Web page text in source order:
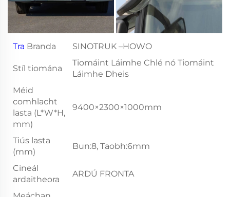
Tra Branda SINOTRUK –HOWO
Stíl tiomána
Tiomáint Láimhe Chlé nó Tiomáint
Láimhe Dheis
Méid
comhlacht
lasta (L*W*H,
mm)
9400×2300×1000mm
Tiús lasta
(mm)
Bun:8, Taobh:6mm
Cineál
ardaitheora
ARDÚ FRONTA